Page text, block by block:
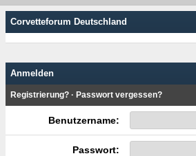
Corvetteforum Deutschland
Anmelden
Registrierung? · Passwort vergessen?
Benutzername:
Passwort: